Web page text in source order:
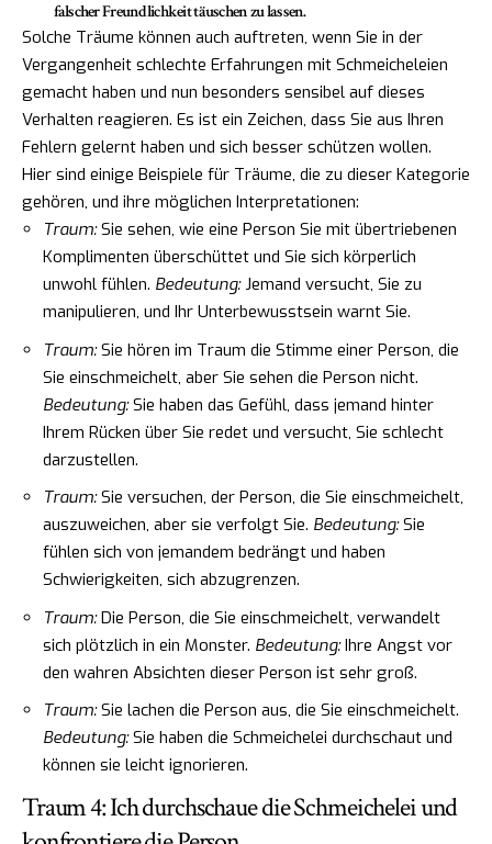
falscher Freundlichkeit täuschen zu lassen.
Solche Träume können auch auftreten, wenn Sie in der
Vergangenheit schlechte Erfahrungen mit Schmeicheleien
gemacht haben und nun besonders sensibel auf dieses
Verhalten reagieren. Es ist ein Zeichen, dass Sie aus Ihren
Fehlern gelernt haben und sich besser schützen wollen.
Hier sind einige Beispiele für Träume, die zu dieser Kategorie
gehören, und ihre möglichen Interpretationen:
Traum:Sie sehen, wie eine Person Sie mit übertriebenen
Komplimenten überschüttet und Sie sich körperlich
unwohl fühlen. Bedeutung:Jemand versucht, Sie zu
manipulieren, und Ihr Unterbewusstsein warnt Sie.
Traum:Sie hören im Traum die Stimme einer Person, die
Sie einschmeichelt, aber Sie sehen die Person nicht.
Bedeutung:Sie haben das Gefühl, dass jemand hinter
Ihrem Rücken über Sie redet und versucht, Sie schlecht
darzustellen.
Traum:Sie versuchen, der Person, die Sie einschmeichelt,
auszuweichen, aber sie verfolgt Sie. Bedeutung:Sie
fühlen sich von jemandem bedrängt und haben
Schwierigkeiten, sich abzugrenzen.
Traum:Die Person, die Sie einschmeichelt, verwandelt
sich plötzlich in ein Monster. Bedeutung:Ihre Angst vor
den wahren Absichten dieser Person ist sehr groß.
Traum:Sie lachen die Person aus, die Sie einschmeichelt.
Bedeutung:Sie haben die Schmeichelei durchschaut und
können sie leicht ignorieren.
Traum 4: Ich durchschaue die Schmeichelei und